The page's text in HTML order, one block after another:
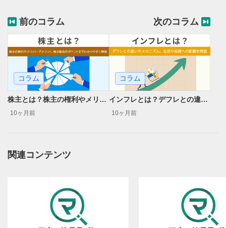
前のコラム
コラム
株主とは？株主の権利やメリット・デメリット、株主総会のポイントまでわかりやすく解説
10ヶ月前
次のコラム
コラム
インフレとは？デフレとの違いやメカニズム、生活や投資への影響を解説
10ヶ月前
関連コンテンツ